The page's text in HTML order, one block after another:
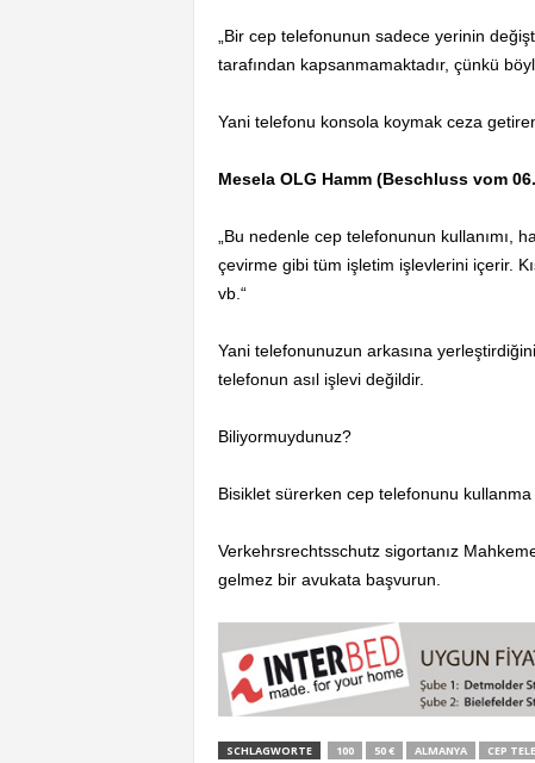
„Bir cep telefonunun sadece yerinin
tarafından kapsanmamaktadır, çünkü
Yani telefonu konsola koymak ceza
Mesela OLG Hamm (Beschluss vom
„Bu nedenle cep telefonunun kullanımı,
çevirme gibi tüm işletim işlevlerini içerir.
vb.“
Yani telefonunuzun arkasına
telefonun asıl işlevi değildir.
Biliyormuydunuz?
Bisiklet sürerken cep telefonunu kullanma
Verkehrsrechtsschutz sigortanız
gelmez bir avukata başvurun.
SCHLAGWORTE 100 50 € ALMANYA CEP